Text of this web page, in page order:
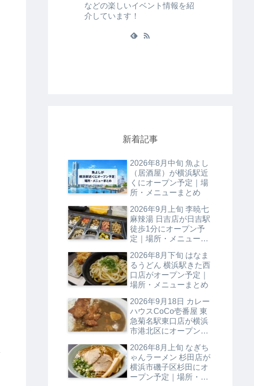
などの楽しいイベント情報を紹
介しています！
新着記事
2026年8月中旬 魚よし
（居酒屋）が横浜駅近
くにオープン予定｜場
所・メニューまとめ
2026年9月上旬 李暁七
麻辣湯 日吉店が日吉駅
徒歩1分にオープン予
定｜場所・メニューま
2026年8月下旬 はなま
るうどん 横浜駅きた西
口店がオープン予定｜
場所・メニューまとめ
2026年9月18日 カレー
ハウスCoCo壱番屋 東
急菊名駅東口店が横浜
市港北区にオープン予
とめ
2026年8月上旬 なぎち
ゃんラーメン 杉田店が
横浜市磯子区杉田にオ
ープン予定｜場所・メ